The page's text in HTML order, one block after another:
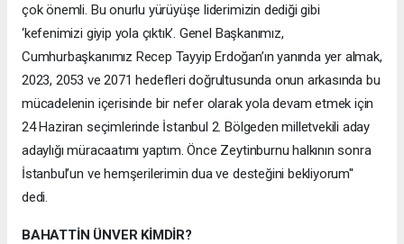
çok önemli. Bu onurlu yürüyüşe liderimizin dediği gibi
‘kefenimizi giyip yola çıktık’. Genel Başkanımız,
Cumhurbaşkanımız Recep Tayyip Erdoğan’ın yanında yer almak,
2023, 2053 ve 2071 hedefleri doğrultusunda onun arkasında bu
mücadelenin içerisinde bir nefer olarak yola devam etmek için
24 Haziran seçimlerinde İstanbul 2. Bölgeden milletvekili aday
adaylığı müracaatımı yaptım. Önce Zeytinburnu halkının sonra
İstanbul’un ve hemşerilerimin dua ve desteğini bekliyorum''
dedi.
BAHATTİN ÜNVER KİMDİR?